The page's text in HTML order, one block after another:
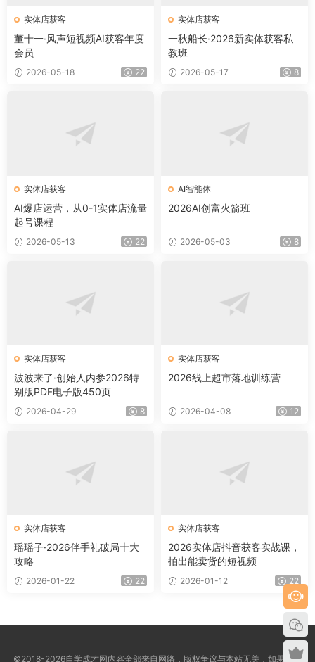
实体店获客
董十一·风声短视频AI获客年度
会员
2026-05-18 22
实体店获客
一秋船长·2026新实体获客私
教班
2026-05-17 8
实体店获客
AI爆店运营，从0-1实体店流量
起号课程
2026-05-13 22
AI智能体
2026AI创富火箭班
2026-05-03 8
实体店获客
波波来了·创始人内参2026特
别版PDF电子版450页
2026-04-29 8
实体店获客
2026线上超市落地训练营
2026-04-08 12
实体店获客
瑶瑶子·2026伴手礼破局十大
攻略
2026-01-22 22
实体店获客
2026实体店抖音获客实战课，
拍出能卖货的短视频
2026-01-12 22
©2018-2026自学成才网内容全部来自网络，版权争议与本站无关，如果您认